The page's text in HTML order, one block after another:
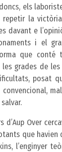
els
repetir la
davant e
i el
que conté
grades de les
posat
convencional,
d’Aup Over
que havien
l’enginyer